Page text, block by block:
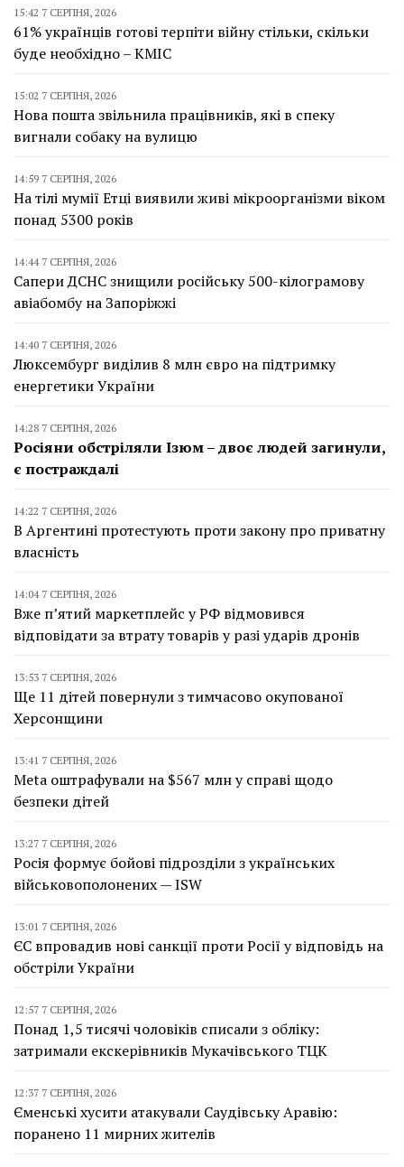
15:42 7 СЕРПНЯ, 2026
61% українців готові терпіти війну стільки, скільки
буде необхідно – КМІС
15:02 7 СЕРПНЯ, 2026
Нова пошта звільнила працівників, які в спеку
вигнали собаку на вулицю
14:59 7 СЕРПНЯ, 2026
На тілі мумії Етці виявили живі мікроорганізми віком
понад 5300 років
14:44 7 СЕРПНЯ, 2026
Сапери ДСНС знищили російську 500-кілограмову
авіабомбу на Запоріжжі
14:40 7 СЕРПНЯ, 2026
Люксембург виділив 8 млн євро на підтримку
енергетики України
14:28 7 СЕРПНЯ, 2026
Росіяни обстріляли Ізюм – двоє людей загинули,
є постраждалі
14:22 7 СЕРПНЯ, 2026
В Аргентині протестують проти закону про приватну
власність
14:04 7 СЕРПНЯ, 2026
Вже п’ятий маркетплейс у РФ відмовився
відповідати за втрату товарів у разі ударів дронів
13:53 7 СЕРПНЯ, 2026
Ще 11 дітей повернули з тимчасово окупованої
Херсонщини
13:41 7 СЕРПНЯ, 2026
Meta оштрафували на $567 млн у справі щодо
безпеки дітей
13:27 7 СЕРПНЯ, 2026
Росія формує бойові підрозділи з українських
військовополонених — ISW
13:01 7 СЕРПНЯ, 2026
ЄС впровадив нові санкції проти Росії у відповідь на
обстріли України
12:57 7 СЕРПНЯ, 2026
Понад 1,5 тисячі чоловіків списали з обліку:
затримали екскерівників Мукачівського ТЦК
12:37 7 СЕРПНЯ, 2026
Єменські хусити атакували Саудівську Аравію:
поранено 11 мирних жителів